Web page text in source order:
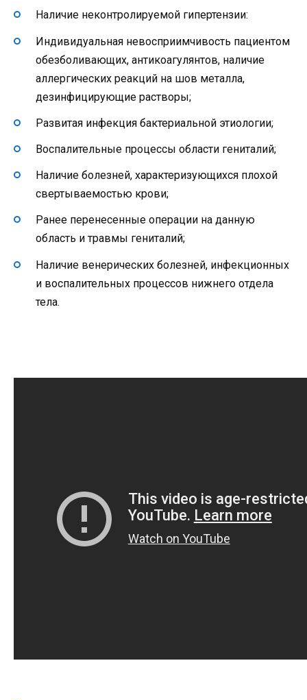
Наличие неконтролируемой гипертензии:
Индивидуальная невосприимчивость пациентом
обезболивающих, антикоагулянтов, наличие
аллергических реакций на шов металла,
дезинфицирующие растворы;
Развитая инфекция бактериальной этиологии;
Воспалительные процессы области гениталий;
Наличие болезней, характеризующихся плохой
свертываемостью крови;
Ранее перенесенные операции на данную
область и травмы гениталий;
Наличие венерических болезней, инфекционных
и воспалительных процессов нижнего отдела
тела.